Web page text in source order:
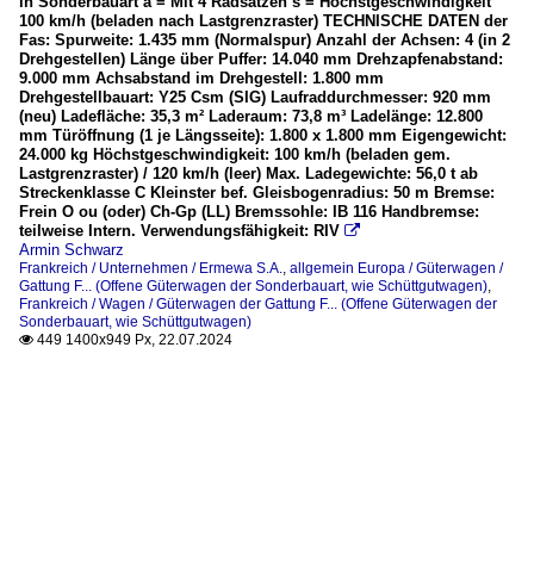
100 km/h (beladen nach Lastgrenzraster) TECHNISCHE DATEN der
Fas: Spurweite: 1.435 mm (Normalspur) Anzahl der Achsen: 4 (in 2
Drehgestellen) Länge über Puffer: 14.040 mm Drehzapfenabstand:
9.000 mm Achsabstand im Drehgestell: 1.800 mm
Drehgestellbauart: Y25 Csm (SIG) Laufraddurchmesser: 920 mm
(neu) Ladefläche: 35,3 m² Laderaum: 73,8 m³ Ladelänge: 12.800
mm Türöffnung (1 je Längsseite): 1.800 x 1.800 mm Eigengewicht:
24.000 kg Höchstgeschwindigkeit: 100 km/h (beladen gem.
Lastgrenzraster) / 120 km/h (leer) Max. Ladegewichte: 56,0 t ab
Streckenklasse C Kleinster bef. Gleisbogenradius: 50 m Bremse:
Frein O ou (oder) Ch-Gp (LL) Bremssohle: IB 116 Handbremse:
teilweise Intern. Verwendungsfähigkeit: RIV 
Armin Schwarz
Frankreich / Unternehmen / Ermewa S.A., allgemein Europa / Güterwagen /
Gattung F... (Offene Güterwagen der Sonderbauart, wie Schüttgutwagen),
Frankreich / Wagen / Güterwagen der Gattung F... (Offene Güterwagen der
Sonderbauart, wie Schüttgutwagen)
 449 1400x949 Px, 22.07.2024